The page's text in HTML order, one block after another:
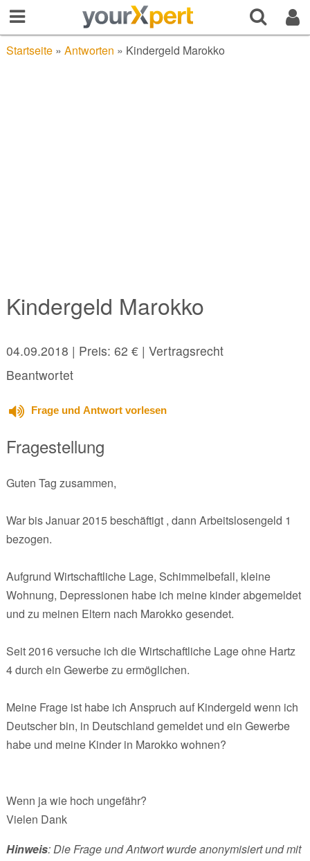
Startseite» Antworten » Kindergeld Marokko
Kindergeld Marokko
04.09.2018 | Preis: 62 € | Vertragsrecht
Beantwortet
Frage und Antwort vorlesen
Fragestellung
Guten Tag zusammen,
War bis Januar 2015 beschäftigt , dann Arbeitslosengeld 1
bezogen.
Aufgrund Wirtschaftliche Lage, Schimmelbefall, kleine
Wohnung, Depressionen habe ich meine kinder abgemeldet
und zu meinen Eltern nach Marokko gesendet.
Seit 2016 versuche ich die Wirtschaftliche Lage ohne Hartz
4 durch ein Gewerbe zu ermöglichen.
Meine Frage ist habe ich Anspruch auf Kindergeld wenn ich
Deutscher bin, in Deutschland gemeldet und ein Gewerbe
habe und meine Kinder in Marokko wohnen?
Wenn ja wie hoch ungefähr?
Vielen Dank
Hinweis: Die Frage und Antwort wurde anonymisiert und mit